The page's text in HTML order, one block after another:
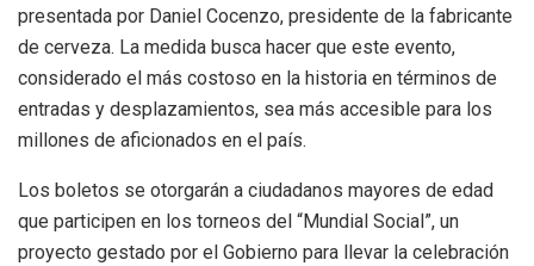
presentada por Daniel Cocenzo, presidente de la fabricante
de cerveza. La medida busca hacer que este evento,
considerado el más costoso en la historia en términos de
entradas y desplazamientos, sea más accesible para los
millones de aficionados en el país.
Los boletos se otorgarán a ciudadanos mayores de edad
que participen en los torneos del “Mundial Social”, un
proyecto gestado por el Gobierno para llevar la celebración